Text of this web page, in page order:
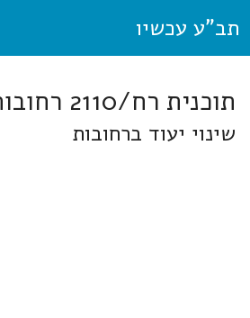
תב"ע עכשיו
תוכנית רח/2110 רחובות
שינוי יעוד ברחובות